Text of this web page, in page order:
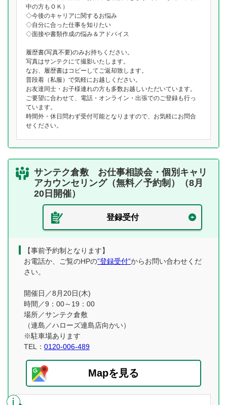
中の方もＯＫ）
◇今後のキャリアに関するお悩み
◇自分に合った仕事を知りたい
◇面接や書類作成の悩み＆アドバイス
履歴書(写真不要)のみお持ちください。
写真はサンテクにて撮影いたします。
なお、履歴書はコピーしてご返却致します。
普段着（私服）で気軽にお越しください。
お友達同士・お子様連れの方も多数お越しいただいています。
ご要望に合わせて、電話・オンライン・出張でのご登録も行っ
ています。
時間外・休日問わず受付可能となりますので、お気軽にお問合
せください。
サンテク倉敷 お仕事相談会・個別キャリ
アカウンセリング（無料／予約制）（8月
20日開催）
登録受付
【事前予約制となります】
お電話か、ご覧のHPの”登録受付”からお問い合わせくだ
さい。
開催日／8月20日(木)
時間／9：00～19：00
場所／サンテク倉敷
（連島／ハローズ連島店向かい）
※駐車場あります
TEL： 0120-006-489
Mapを見る